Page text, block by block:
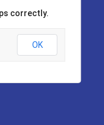
correctly.
OK